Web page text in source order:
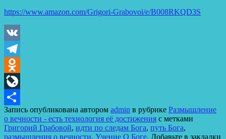
https://www.amazon.com/Grigori-Grabovoi/e/B008RKQD3S
VK
Telegram
Odnoklassniki
LiveJournal
Отправить
Запись опубликована автором admin в рубрике Размышление
о вечности - есть технология её достижения с метками
Григорий Грабовой, идти по следам Бога, путь Бога,
размышления о вечности, Учение О Боге. Добавьте в закладки